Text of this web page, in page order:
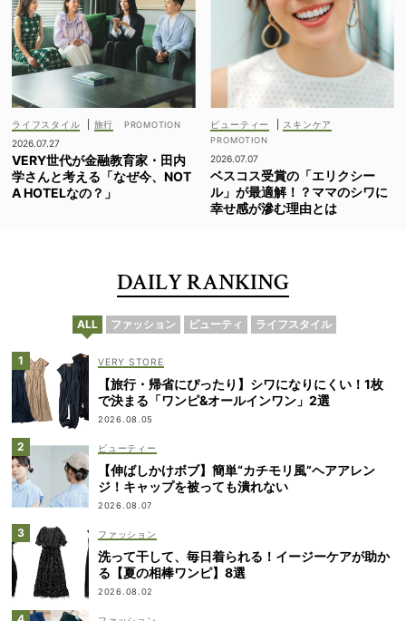
ライフスタイル
旅行
2026.07.27
VERY世代が金融教育家・田内
学さんと考える「なぜ今、NOT
A HOTELなの？」
ビューティー スキンケア
2026.07.07
ベスコス受賞の「エリクシー
ル」が最適解！？ママのシワに
幸せ感が滲む理由とは
DAILY RANKING
ALL ファッション ビューティ ライフスタイル
VERY STORE
【旅行・帰省にぴったり】シワになりにくい！1枚
で決まる「ワンピ&オールインワン」2選
2026.08.05
ビューティー
【伸ばしかけボブ】簡単“カチモリ風”ヘアアレン
ジ！キャップを被っても潰れない
2026.08.07
ファッション
洗って干して、毎日着られる！イージーケアが助か
る【夏の相棒ワンピ】8選
2026.08.02